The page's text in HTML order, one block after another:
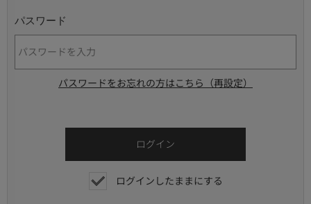
パスワード
パスワードをお忘れの方はこちら（再設定）
ログインしたままにする